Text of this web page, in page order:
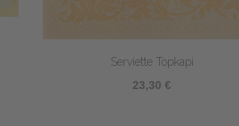
Serviette Bicolore - Blanc/Mandarine
19,80 €